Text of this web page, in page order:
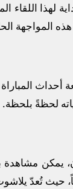
لهذا اللقاء
المواجهة
المباراة
لحظةً بلحظة.
يمكن مشاهدة
حيث تُعدّ